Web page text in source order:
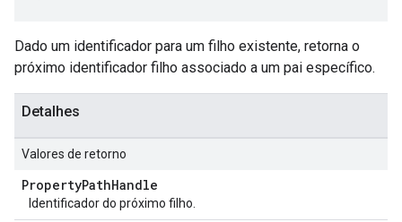
Dado um identificador para um filho existente, retorna o
próximo identificador filho associado a um pai específico.
Detalhes
Valores de retorno
PropertyPathHandle
Identificador do próximo filho.